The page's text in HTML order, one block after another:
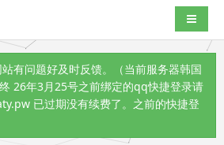
导航切
站有问题好及时反馈。（当前服务器韩国
26年3月25号之前绑定的qq快捷登录请
已过期没有续费了。之前的快捷登